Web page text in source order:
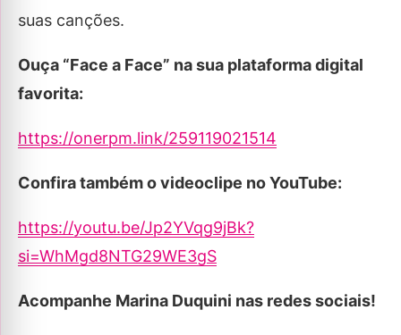
suas canções.
Ouça “Face a Face” na sua plataforma digital
favorita:
https://onerpm.link/259119021514
Confira também o videoclipe no YouTube:
https://youtu.be/Jp2YVqg9jBk?
si=WhMgd8NTG29WE3gS
Acompanhe Marina Duquini nas redes sociais!